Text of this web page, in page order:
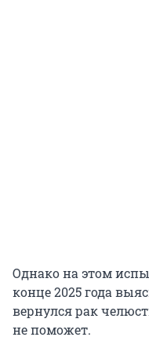
Однако на этом
конце 2025 года
вернулся рак
не поможет.